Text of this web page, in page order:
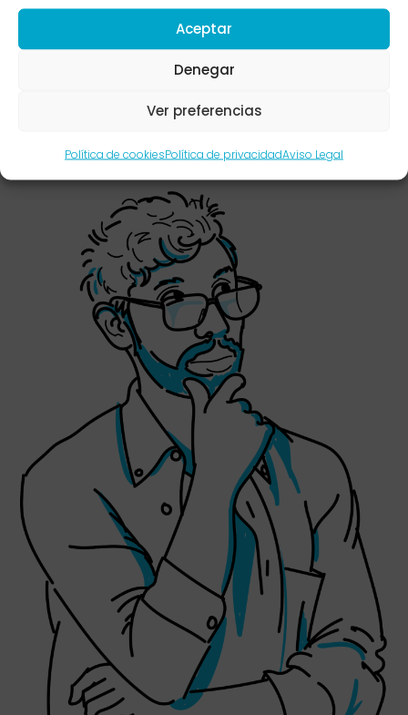
Aceptar
Denegar
Ver preferencias
Política de cookiesPolítica de privacidadAviso Legal
redescubrimiento.
Evita elperfeccionismo emocional. Por otro lado,
trata de ser compasivo contigo mismo,
entendiendo que una separación es una
corresponsabilidad y no un fracaso personal
absoluto.